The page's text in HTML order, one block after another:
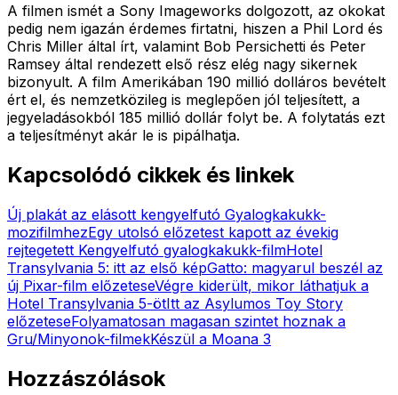
A filmen ismét a Sony Imageworks dolgozott, az okokat
pedig nem igazán érdemes firtatni, hiszen a Phil Lord és
Chris Miller által írt, valamint Bob Persichetti és Peter
Ramsey által rendezett első rész elég nagy sikernek
bizonyult. A film Amerikában 190 millió dolláros bevételt
ért el, és nemzetközileg is meglepően jól teljesített, a
jegyeladásokból 185 millió dollár folyt be. A folytatás ezt
a teljesítményt akár le is pipálhatja.
Kapcsolódó cikkek és linkek
Új plakát az elásott kengyelfutó Gyalogkakukk-
mozifilmhezEgy utolsó előzetest kapott az évekig
rejtegetett Kengyelfutó gyalogkakukk-filmHotel
Transylvania 5: itt az első képGatto: magyarul beszél az
új Pixar-film előzeteseVégre kiderült, mikor láthatjuk a
Hotel Transylvania 5-ötItt az Asylumos Toy Story
előzeteseFolyamatosan magasan szintet hoznak a
Gru/Minyonok-filmekKészül a Moana 3
Hozzászólások